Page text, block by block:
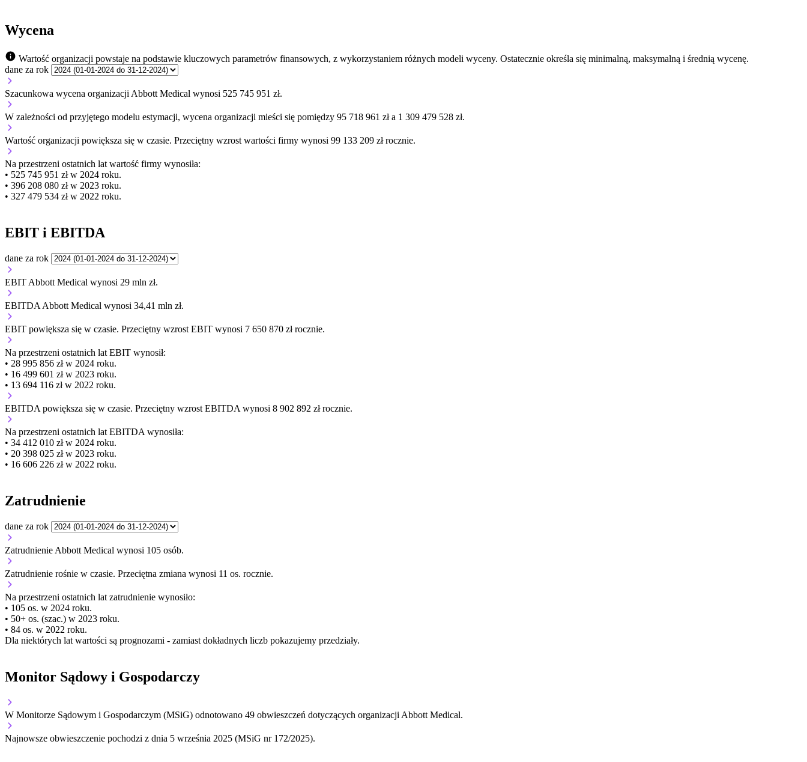
Wycena
Wartość organizacji powstaje na podstawie kluczowych parametrów finansowych, z wykorzystaniem różnych modeli wyceny. Ostatecznie określa się minimalną, maksymalną i średnią wycenę.
dane za rok
Szacunkowa wycena organizacji Abbott Medical wynosi 525 745 951 zł.
W zależności od przyjętego modelu estymacji, wycena organizacji mieści się pomiędzy 95 718 961 zł a 1 309 479 528 zł.
Wartość organizacji powiększa się w czasie. Przeciętny wzrost wartości firmy wynosi 99 133 209 zł rocznie.
Na przestrzeni ostatnich lat wartość firmy wynosiła:
• 525 745 951 zł w 2024 roku.
• 396 208 080 zł w 2023 roku.
• 327 479 534 zł w 2022 roku.
EBIT i EBITDA
dane za rok
EBIT Abbott Medical wynosi 29 mln zł.
EBITDA Abbott Medical wynosi 34,41 mln zł.
EBIT powiększa się w czasie. Przeciętny wzrost EBIT wynosi 7 650 870 zł rocznie.
Na przestrzeni ostatnich lat EBIT wynosił:
• 28 995 856 zł w 2024 roku.
• 16 499 601 zł w 2023 roku.
• 13 694 116 zł w 2022 roku.
EBITDA powiększa się w czasie. Przeciętny wzrost EBITDA wynosi 8 902 892 zł rocznie.
Na przestrzeni ostatnich lat EBITDA wynosiła:
• 34 412 010 zł w 2024 roku.
• 20 398 025 zł w 2023 roku.
• 16 606 226 zł w 2022 roku.
Zatrudnienie
dane za rok
Zatrudnienie Abbott Medical wynosi 105 osób.
Zatrudnienie rośnie w czasie. Przeciętna zmiana wynosi 11 os. rocznie.
Na przestrzeni ostatnich lat zatrudnienie wynosiło:
• 105 os. w 2024 roku.
• 50+ os. (szac.) w 2023 roku.
• 84 os. w 2022 roku.
Dla niektórych lat wartości są prognozami - zamiast dokładnych liczb pokazujemy przedziały.
Monitor Sądowy i Gospodarczy
W Monitorze Sądowym i Gospodarczym (MSiG) odnotowano 49 obwieszczeń dotyczących organizacji Abbott Medical.
Najnowsze obwieszczenie pochodzi z dnia 5 września 2025 (MSiG nr 172/2025).